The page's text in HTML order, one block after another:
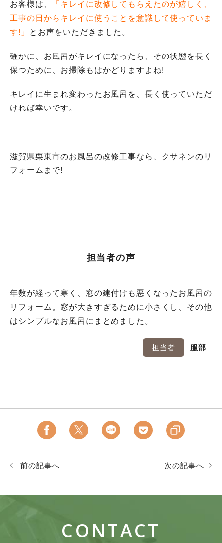
お客様は、
「キレイに改修してもらえたのが嬉しく、
工事の日からキレイに使うことを意識して使っていま
す!」
とお声をいただきました。
確かに、お風呂がキレイになったら、その状態を長く
保つために、お掃除もはかどりますよね!
キレイに生まれ変わったお風呂を、長く使っていただ
ければ幸いです。
滋賀県栗東市のお風呂の改修工事なら、クサネンのリ
フォームまで!
担当者の声
年数が経って寒く、窓の建付けも悪くなったお風呂の
リフォーム。窓が大きすぎるために小さくし、その他
はシンプルなお風呂にまとめました。
担当者 服部
前の記事へ 次の記事へ
CONTACT